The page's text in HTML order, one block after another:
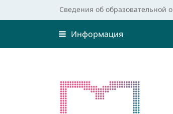
Сведения об образовательной
Информация